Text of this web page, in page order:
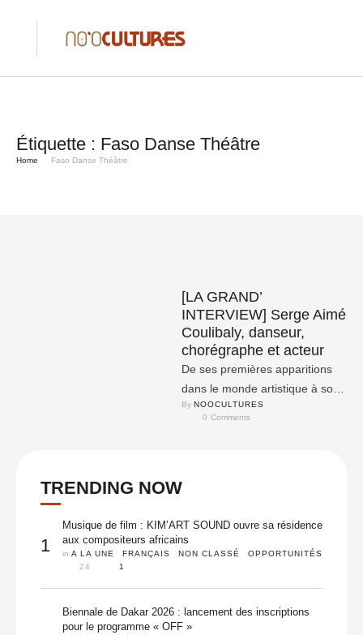
Étiquette : Faso Danse Théâtre
Home Faso Danse Théâtre
[LA GRAND’
INTERVIEW] Serge Aimé
Coulibaly, danseur,
chorégraphe et acteur
De ses premières apparitions
dans le monde artistique à son
départ pour l’Europe, en
By NOOCULTURES
0 Comments
TRENDING NOW
1
Musique de film : KIM’ART SOUND ouvre sa résidence
aux compositeurs africains
in A LA UNE FRANÇAIS NON CLASSÉ
OPPORTUNITÉS
24
1
Biennale de Dakar 2026 : lancement des inscriptions
pour le programme « OFF »